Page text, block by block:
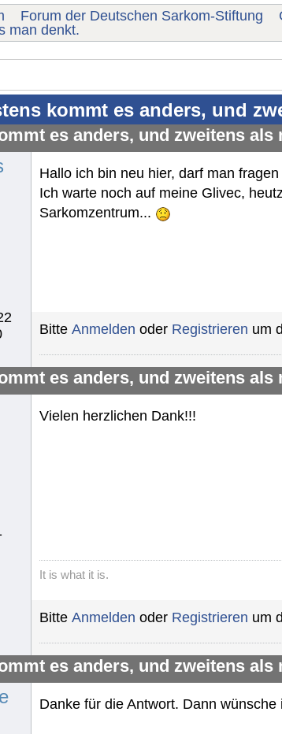
Forum der Deutschen Sarkom-Stiftung
man denkt.
kommt es anders, und
es anders, und zweitens als
Hallo ich bin neu hier, darf man
Ich warte noch auf meine Glivec,
Sarkomzentrum...
Bitte Anmelden oder Registrieren um
es anders, und zweitens als
Vielen herzlichen Dank!!!
It is what it is.
Bitte Anmelden oder Registrieren um
es anders, und zweitens als
Danke für die Antwort. Dann